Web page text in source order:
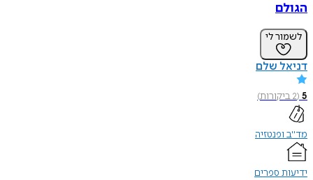
הגולם
לשמור לי
דניאל שלם
5
(
2ביקורות)
מד"ב ופנטזיה
ידיעות ספרים